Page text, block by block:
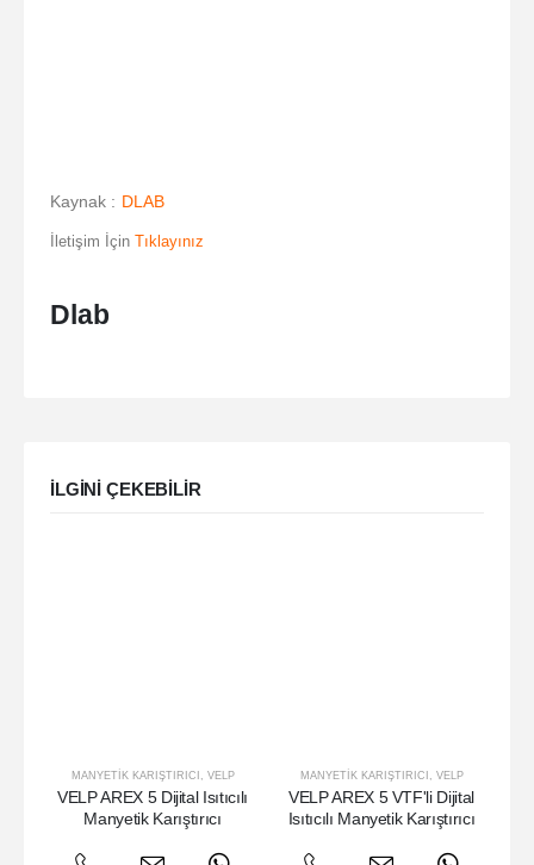
Kaynak : DLAB
İletişim İçin Tıklayınız
Dlab
ILGINI ÇEKEBILIR
MANYETIK KARIŞTIRICI , VELP
VELP AREX 5 Dijital Isıtıcılı
Manyetik Karıştırıcı
MANYETIK KARIŞTIRICI , VELP
VELP AREX 5 VTF'li Dijital
Isıtıcılı Manyetik Karıştırıcı